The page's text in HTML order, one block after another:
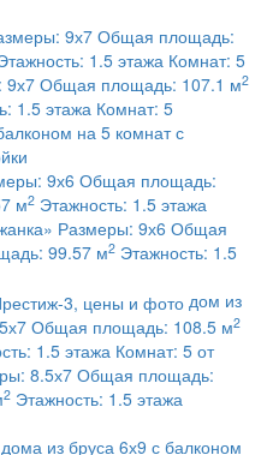
9х7 Общая площадь:
1.5 этажа Комнат: 5
9х7 Общая площадь: 107.1 м2
1.5 этажа Комнат: 5
9х6 Общая площадь:
м2 Этажность: 1.5 этажа
Размеры: 9х6 Общая
99.57 м2 Этажность: 1.5
дом из
Общая площадь: 108.5 м2
1.5 этажа Комнат: 5 от
8.5х7 Общая площадь:
2 Этажность: 1.5 этажа